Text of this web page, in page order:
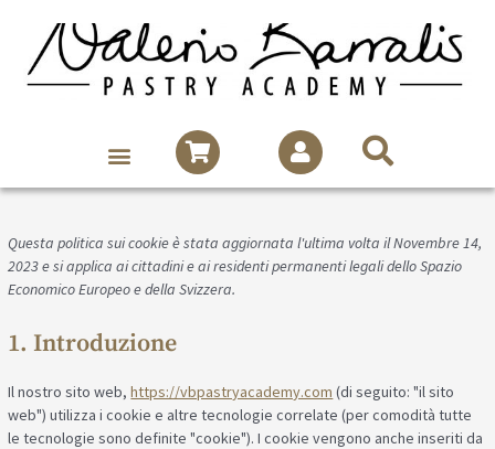
Questa politica sui cookie è stata aggiornata l'ultima volta il Novembre 14,
2023 e si applica ai cittadini e ai residenti permanenti legali dello Spazio
Economico Europeo e della Svizzera.
1. Introduzione
Il nostro sito web,https://vbpastryacademy.com (di seguito: "il sito
web") utilizza i cookie e altre tecnologie correlate (per comodità tutte
le tecnologie sono definite "cookie"). I cookie vengono anche inseriti da